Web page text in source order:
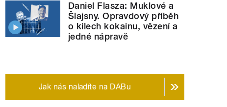
Daniel Flasza: Muklové a
Šlajsny. Opravdový příběh
o kilech kokainu, vězení a
jedné nápravě
Jak nás naladíte na DABu